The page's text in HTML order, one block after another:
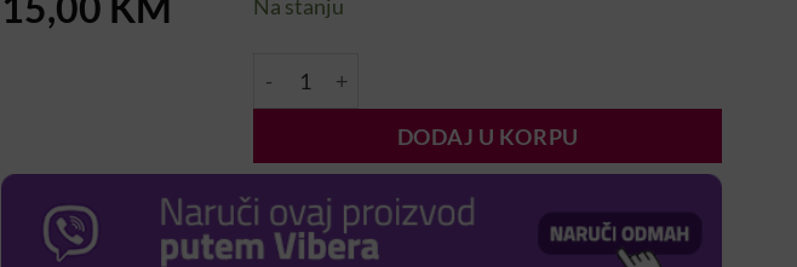
Na stanju
Gel Flow #80 7ml količina
DODAJ U KORPU